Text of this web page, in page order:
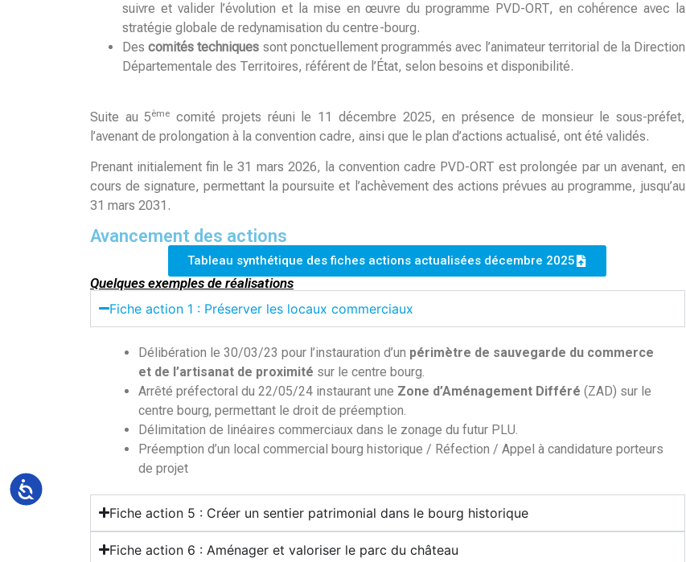
Accessibilité
suivre et valider l’évolution et la mise en œuvre du programme PVD-ORT, en cohérence avec la
stratégie globale de redynamisation du centre-bourg.
Descomités techniques sont ponctuellement programmés avec l’animateur territorial de la Direction
Départementale des Territoires, référent de l’État, selon besoins et disponibilité.
Suite au 5ème comité projets réuni le 11 décembre 2025, en présence de monsieur le sous-préfet,
l’avenant de prolongation à la convention cadre, ainsi que le plan d’actions actualisé, ont été validés.
Prenant initialement fin le 31 mars 2026, la convention cadre PVD-ORT est prolongée par un avenant, en
cours de signature, permettant la poursuite et l’achèvement des actions prévues au programme, jusqu’au
31 mars 2031.
Avancement des actions
Tableau synthétique des fiches actions actualisées décembre 2025
Quelques exemples de réalisations
Fiche action 1 : Préserver les locaux commerciaux
Délibération le 30/03/23 pour l’instauration d’un périmètre de sauvegarde du commerce
et de l’artisanat de proximité sur le centre bourg.
Arrêté préfectoral du 22/05/24 instaurant une Zone d’Aménagement Différé (ZAD) sur le
centre bourg, permettant le droit de préemption.
Délimitation de linéaires commerciaux dans le zonage du futur PLU.
Préemption d’un local commercial bourg historique / Réfection / Appel à candidature porteurs
de projet
Fiche action 5 : Créer un sentier patrimonial dans le bourg historique
Fiche action 6 : Aménager et valoriser le parc du château